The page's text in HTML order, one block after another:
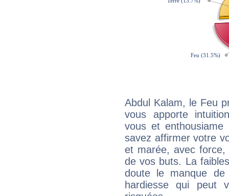
Abdul Kalam, le Feu
vous apporte
vous et
savez affirmer votre
et marée, avec
de vos buts. La
doute le manque
hardiesse qui peut